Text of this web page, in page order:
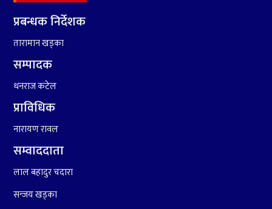
प्रबन्धक निर्देशक
तारामान खड्का
सम्पादक
धनराज कटेल
प्राविधिक
नारायण रावल
सम्वाददाता
लाल बहादुर चदारा
सन्जय खड्का